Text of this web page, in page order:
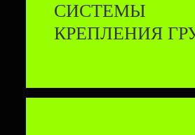
СИСТЕМЫ
КРЕПЛЕНИЯ